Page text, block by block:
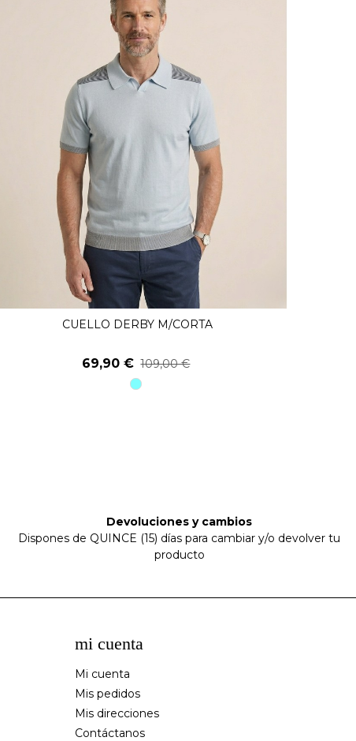
Ver Más
CUELLO DERBY M/CORTA
69,90 € 109,00 €
91
Devoluciones y cambios
Dispones de QUINCE (15) días para cambiar y/o devolver tu
producto
mi cuenta
Mi cuenta
Mis pedidos
Mis direcciones
Contáctanos